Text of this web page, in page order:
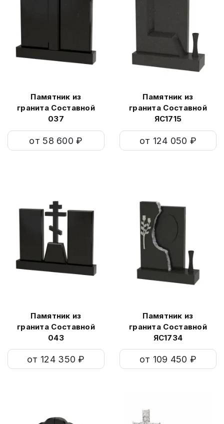
Памятник из
гранита Составной
037
от 58 600 ₽
Памятник из
гранита Составной
ЯС1715
от 124 050 ₽
Памятник из
гранита Составной
043
от 124 350 ₽
Памятник из
гранита Составной
ЯС1734
от 109 450 ₽